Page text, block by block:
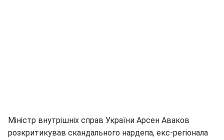
Міністр внутрішніх справ України Арсен Аваков
розкритикував скандального нардепа, екс-регіонала